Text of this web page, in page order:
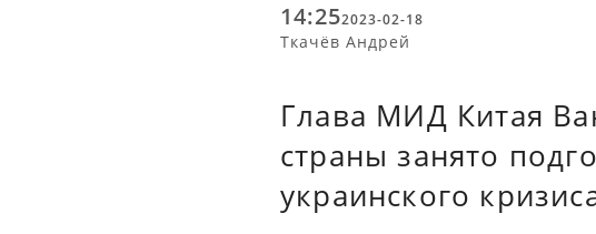
14:252023-02-18
Ткачёв Андрей
Глава МИД Китая
страны занято
украинского